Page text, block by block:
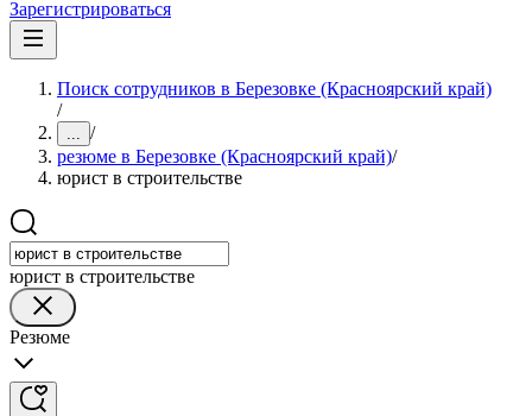
Зарегистрироваться
Поиск сотрудников в Березовке (Красноярский край)
/
... /
резюме в Березовке (Красноярский край)/
юрист в строительстве
юрист в строительстве
Резюме